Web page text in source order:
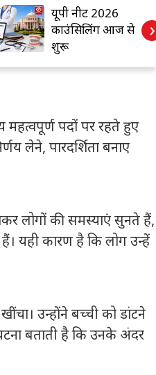
यूपी नीट 2026
काउंसिलिंग आज से
शुरू
›
पदों पर रहते हुए
लेने, पारदर्शिता बनाए
लोगों की समस्याएं सुनते हैं,
यही कारण है कि लोग उन्हें
उन्होंने बच्ची को डांटने
बताती है कि उनके अंदर